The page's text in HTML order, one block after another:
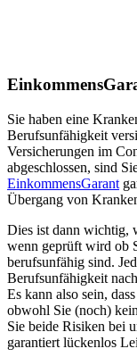
Sie haben eine
Berufsunfähigkeit
Versicherungen im
abgeschlossen, sind
EinkommensGarant
Übergang von
Dies ist dann wichtig,
wenn geprüft wird ob
berufsunfähig sind.
Berufsunfähigkeit
Es kann also sein,
obwohl Sie (noch)
Sie beide Risiken bei
garantiert lückenlos